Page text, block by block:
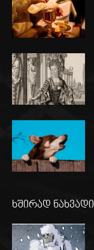
ხშირად ნახვადი